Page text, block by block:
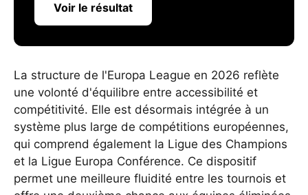
Voir le résultat
La structure de l'Europa League en 2026 reflète
une volonté d'équilibre entre accessibilité et
compétitivité. Elle est désormais intégrée à un
système plus large de compétitions européennes,
qui comprend également la Ligue des Champions
et la Ligue Europa Conférence. Ce dispositif
permet une meilleure fluidité entre les tournois et